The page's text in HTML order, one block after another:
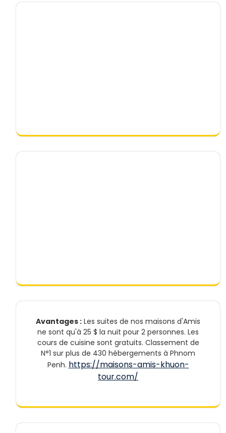
Avantages : Les suites de nos maisons d'Amis
ne sont qu'à 25 $ la nuit pour 2 personnes. Les
cours de cuisine sont gratuits. Classement de
N°1 sur plus de 430 hébergements à Phnom
Penh. https://maisons-amis-khuon-
tour.com/